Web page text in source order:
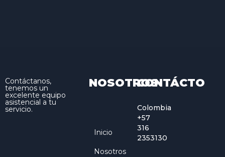
Contáctanos,
tenemos un
excelente equipo
asistencial a tu
servicio.
NOSOTROS
Inicio
Nosotros
CONTÁCTO
Colombia
+57
316
2353130